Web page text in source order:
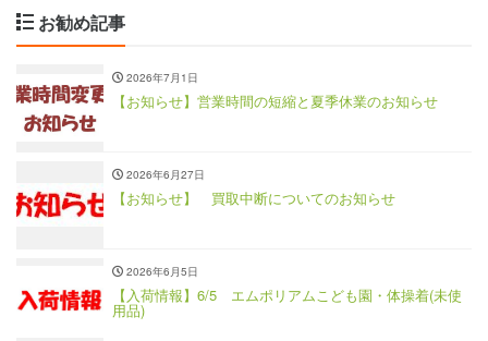
お勧め記事
2026年7月1日
【お知らせ】営業時間の短縮と夏季休業のお知らせ
2026年6月27日
【お知らせ】 買取中断についてのお知らせ
2026年6月5日
【入荷情報】6/5 エムポリアムこども園・体操着(未使
用品)